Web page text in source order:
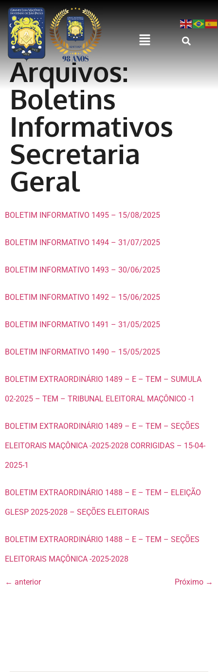
Arquivos:
Boletins
Informativos
Secretaria
Geral
BOLETIM INFORMATIVO 1495 – 15/08/2025
BOLETIM INFORMATIVO 1494 – 31/07/2025
BOLETIM INFORMATIVO 1493 – 30/06/2025
BOLETIM INFORMATIVO 1492 – 15/06/2025
BOLETIM INFORMATIVO 1491 – 31/05/2025
BOLETIM INFORMATIVO 1490 – 15/05/2025
BOLETIM EXTRAORDINÁRIO 1489 – E – TEM – SUMULA
02-2025 – TEM – TRIBUNAL ELEITORAL MAÇÔNICO -1
BOLETIM EXTRAORDINÁRIO 1489 – E – TEM – SEÇÕES
ELEITORAIS MAÇÔNICA -2025-2028 CORRIGIDAS – 15-04-
2025-1
BOLETIM EXTRAORDINÁRIO 1488 – E – TEM – ELEIÇÃO
GLESP 2025-2028 – SEÇÕES ELEITORAIS
BOLETIM EXTRAORDINÁRIO 1488 – E – TEM – SEÇÕES
ELEITORAIS MAÇÔNICA -2025-2028
← anterior Próximo →